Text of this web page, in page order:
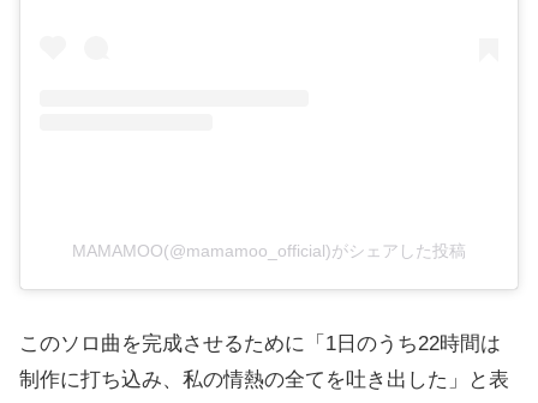
MAMAMOO(@mamamoo_official)がシェアした投稿
このソロ曲を完成させるために「1日のうち22時間は
制作に打ち込み、私の情熱の全てを吐き出した」と表